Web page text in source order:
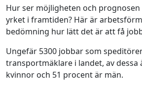
Hur ser möjligheten och
yrket i framtiden? Här är
bedömning hur lätt det är att få
Ungefär 5300 jobbar som
transportmäklare i landet, av dessa
kvinnor och 51 procent är män.